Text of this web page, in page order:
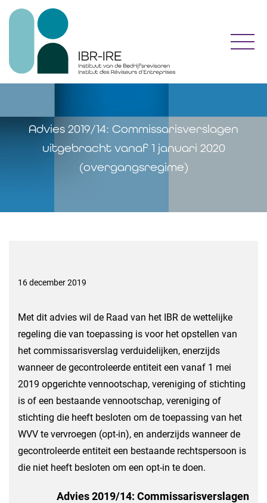
Advies 2019/14: Commissarisverslagen
uitgebracht vanaf 1 januari 2020
(overgangsregime)
16 december 2019
Met dit advies wil de Raad van het IBR de wettelijke
regeling die van toepassing is voor het opstellen van
het commissarisverslag verduidelijken, enerzijds
wanneer de gecontroleerde entiteit een vanaf 1 mei
2019 opgerichte vennootschap, vereniging of stichting
is of een bestaande vennootschap, vereniging of
stichting die heeft besloten om de toepassing van het
WVV te vervroegen (opt-in), en anderzijds wanneer de
gecontroleerde entiteit een bestaande rechtspersoon is
die niet heeft besloten om een opt-in te doen.
Advies 2019/14: Commissarisverslagen